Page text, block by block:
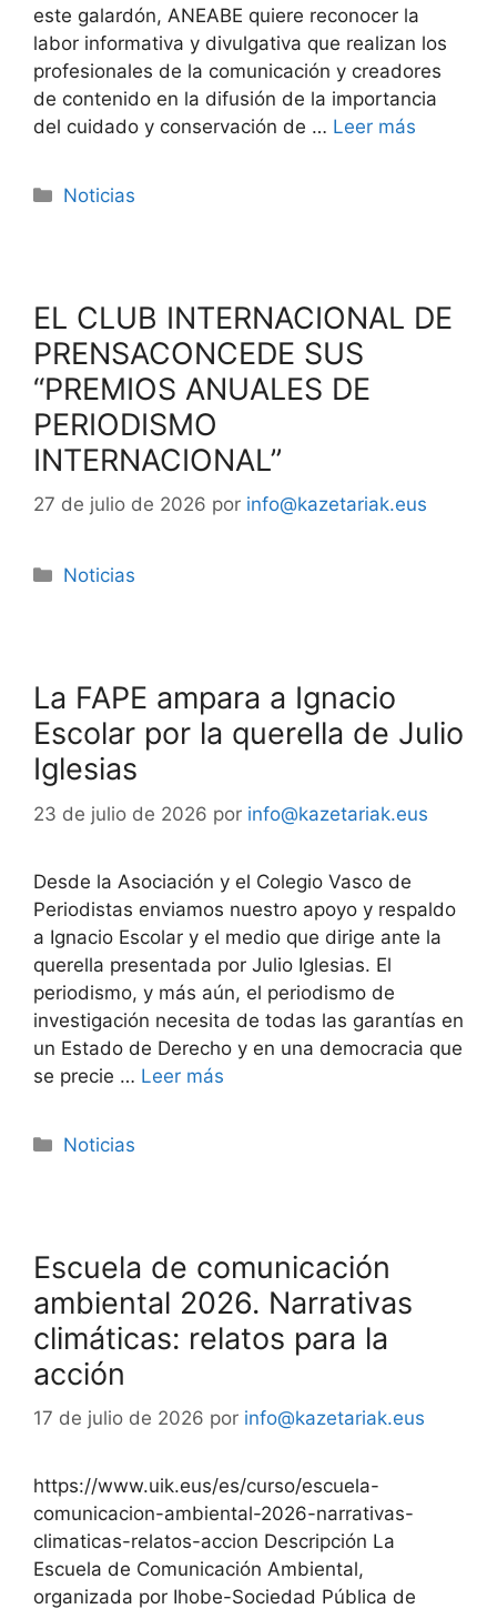
este galardón, ANEABE quiere reconocer la
labor informativa y divulgativa que realizan los
profesionales de la comunicación y creadores
de contenido en la difusión de la importancia
del cuidado y conservación de … Leer más
Noticias
EL CLUB INTERNACIONAL DE
PRENSACONCEDE SUS
“PREMIOS ANUALES DE
PERIODISMO
INTERNACIONAL”
27 de julio de 2026 por info@kazetariak.eus
Noticias
La FAPE ampara a Ignacio
Escolar por la querella de Julio
Iglesias
23 de julio de 2026 por info@kazetariak.eus
Desde la Asociación y el Colegio Vasco de
Periodistas enviamos nuestro apoyo y respaldo
a Ignacio Escolar y el medio que dirige ante la
querella presentada por Julio Iglesias. El
periodismo, y más aún, el periodismo de
investigación necesita de todas las garantías en
un Estado de Derecho y en una democracia que
se precie … Leer más
Noticias
Escuela de comunicación
ambiental 2026. Narrativas
climáticas: relatos para la
acción
17 de julio de 2026 por info@kazetariak.eus
https://www.uik.eus/es/curso/escuela-
comunicacion-ambiental-2026-narrativas-
climaticas-relatos-accion Descripción La
Escuela de Comunicación Ambiental,
organizada por Ihobe-Sociedad Pública de